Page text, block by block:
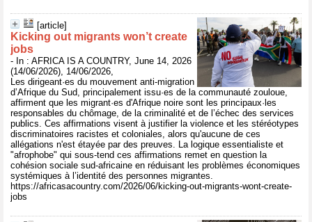
[article]
Kicking out migrants won’t create
jobs
- In : AFRICA IS A COUNTRY, June 14, 2026
(14/06/2026), 14/06/2026,
Les dirigeant·es du mouvement anti-migration
d’Afrique du Sud, principalement issu·es de la communauté zouloue,
affirment que les migrant·es d'Afrique noire sont les principaux·les
responsables du chômage, de la criminalité et de l’échec des services
publics. Ces affirmations visent à justifier la violence et les stéréotypes
discriminatoires racistes et coloniales, alors qu'aucune de ces
allégations n'est étayée par des preuves. La logique essentialiste et
"afrophobe" qui sous-tend ces affirmations remet en question la
cohésion sociale sud-africaine en réduisant les problèmes économiques
systémiques à l’identité des personnes migrantes.
https://africasacountry.com/2026/06/kicking-out-migrants-wont-create-
jobs